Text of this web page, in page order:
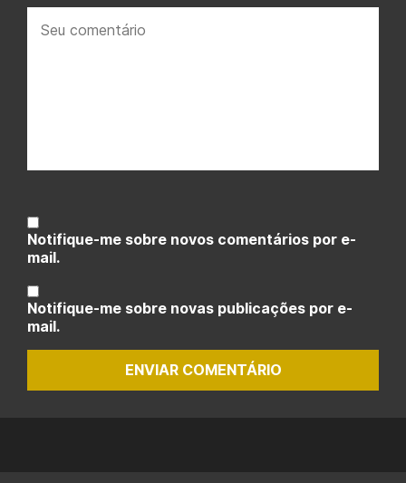
comentário:
Notifique-me sobre novos comentários por e-
mail.
Notifique-me sobre novas publicações por e-
mail.
ENVIAR COMENTÁRIO